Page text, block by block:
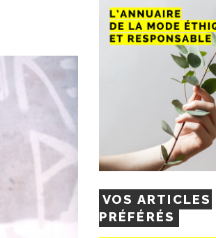
VOS ARTICLES
PRÉFÉRÉS